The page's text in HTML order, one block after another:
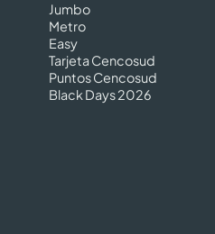
Jumbo
Metro
Easy
Tarjeta Cencosud
Puntos Cencosud
Black Days 2026